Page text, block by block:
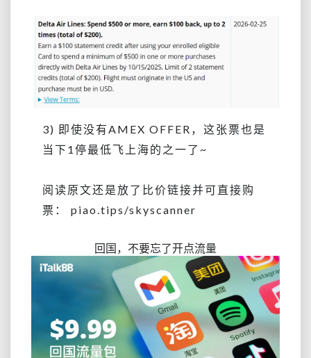
3) 即使没有AMEX OFFER，这张票也是
当下1停最低飞上海的之一了~
阅读原文还是放了比价链接并可直接购
票： piao.tips/skyscanner
回国，不要忘了开点流量